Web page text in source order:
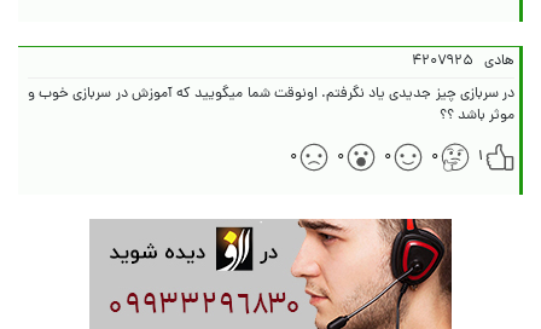
هادی ۴۲۰۷۹۲۵
در سربازی چیز جدیدی یاد نگرفتم. اونوقت شما میگویید که آموزش در سربازی خوب و
موثر باشد ؟؟
۱
۰ ۰ ۰ ۰